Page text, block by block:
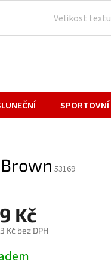
Velikost textu
SPORTOVNÍ
53169
Kč
Kč bez DPH